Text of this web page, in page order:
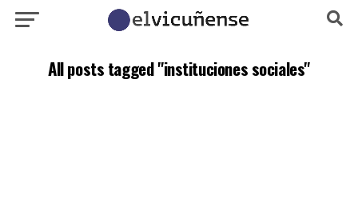
All posts tagged "instituciones sociales"